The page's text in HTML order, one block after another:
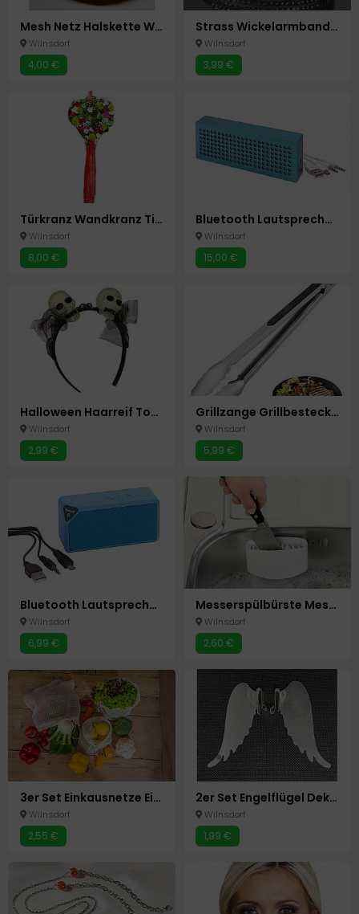
Mesh Netz Halskette Wickelarmband 6Farben
Wilnsdorf
4,00 €
Strass Wickelarmband Lederoptik weiß - grau
Wilnsdorf
3,99 €
Türkranz Wandkranz Tischkranz Blumen Neu Herz
Wilnsdorf
8,00 €
Bluetooth Lautsprecher Box Speaker "Brick " Blau Neu
Wilnsdorf
15,00 €
Halloween Haarreif Totenkopf Nachleuchtende Totenköpfe Glow in the Dark Karneval
Wilnsdorf
2,99 €
Grillzange Grillbesteck Grillen Grill Zange 40 cm
Wilnsdorf
5,99 €
Bluetooth Lautsprecher Box " Cuboid " Blau Neu Speaker
Wilnsdorf
6,99 €
Messerspülbürste Messer Besteck Spezial Reinigungs Bürste Spülbürste Neu
Wilnsdorf
2,60 €
3er Set Einkausnetze Einkaufsnetz Tasche Einkaufstaschen Obst+Gemüse Netze
Wilnsdorf
2,55 €
2er Set Engelflügel Deko Flügel für Gläser und Kerzen Windlichter Shabby Chic
Wilnsdorf
1,99 €